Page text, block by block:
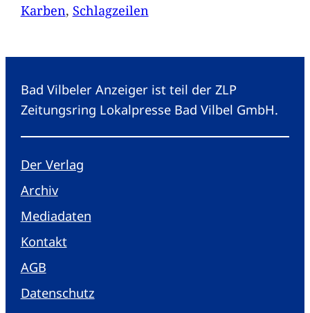
Karben, Schlagzeilen
Bad Vilbeler Anzeiger ist teil der ZLP
Zeitungsring Lokalpresse Bad Vilbel GmbH.
Der Verlag
Archiv
Mediadaten
Kontakt
AGB
Datenschutz